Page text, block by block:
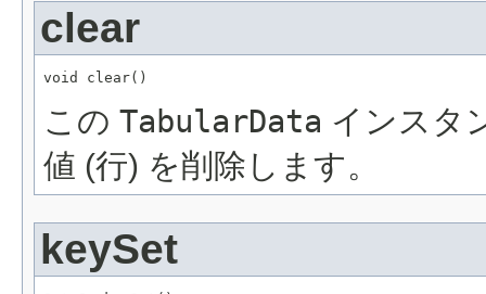
clear
void clear()
この TabularData インスタ
値 (行) を削除します。
keySet